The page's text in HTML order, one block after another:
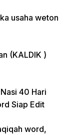
usaha weton
(KALDIK )
40 Hari
Siap Edit
word,